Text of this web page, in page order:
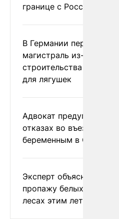
границе с Россией
В Германии перекрыли
магистраль из-за
строительства
для лягушек
Адвокат предупредил
отказах во въезде
беременным в США
Эксперт объяснил
пропажу белых грибов
лесах этим летом